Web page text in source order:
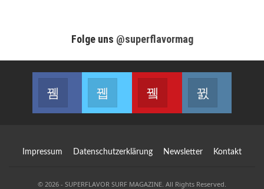
Folge uns @superflavormag
Facebook
Join us on Facebook
Twitter
Join us on Twitter
Youtube
Join us on Youtube
Impressum Datenschutzerklärung Newsletter Kontakt
© 2026 - SUPERFLAVOR SURF MAGAZINE. All Rights Reserved.